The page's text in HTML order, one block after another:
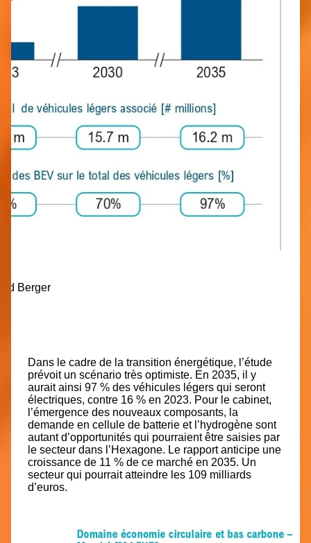
Berger
Dans le cadre de la transition énergétique, l’étude
prévoit un scénario très optimiste. En 2035, il y
aurait ainsi 97 % des véhicules légers qui seront
électriques, contre 16 % en 2023. Pour le cabinet,
l’émergence des nouveaux composants, la
demande en cellule de batterie et l’hydrogène sont
autant d’opportunités qui pourraient être saisies par
le secteur dans l’Hexagone. Le rapport anticipe une
croissance de 11 % de ce marché en 2035. Un
secteur qui pourrait atteindre les 109 milliards
d’euros.